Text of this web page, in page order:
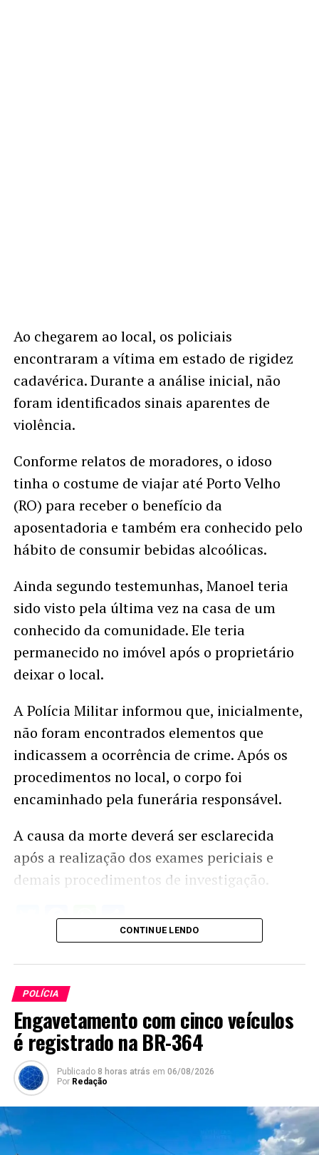
Ao chegarem ao local, os policiais
encontraram a vítima em estado de rigidez
cadavérica. Durante a análise inicial, não
foram identificados sinais aparentes de
violência.
Conforme relatos de moradores, o idoso
tinha o costume de viajar até Porto Velho
(RO) para receber o benefício da
aposentadoria e também era conhecido pelo
hábito de consumir bebidas alcoólicas.
Ainda segundo testemunhas, Manoel teria
sido visto pela última vez na casa de um
conhecido da comunidade. Ele teria
permanecido no imóvel após o proprietário
deixar o local.
A Polícia Militar informou que, inicialmente,
não foram encontrados elementos que
indicassem a ocorrência de crime. Após os
procedimentos no local, o corpo foi
encaminhado pela funerária responsável.
A causa da morte deverá ser esclarecida
após a realização dos exames periciais e
demais procedimentos de investigação.
Twitter
Facebook
WhatsApp
Share
CONTINUE LENDO
POLÍCIA
Engavetamento com cinco veículos
é registrado na BR-364
Publicado 8 horas atrás em 06/08/2026
Por Redação